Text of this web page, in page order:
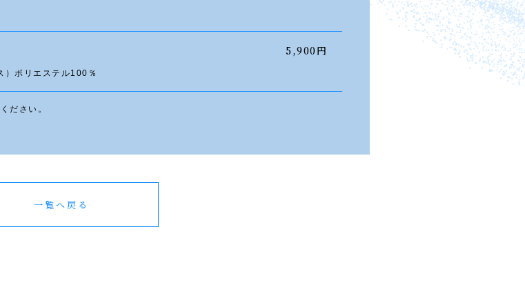
5,900円
）ポリエステル100％
ださい。
一覧へ戻る